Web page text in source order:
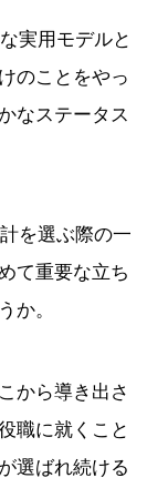
実用モデルと
のことをやっ
なステータス
を選ぶ際の一
て重要な立ち
か。
から導き出さ
職に就くこと
選ばれ続ける